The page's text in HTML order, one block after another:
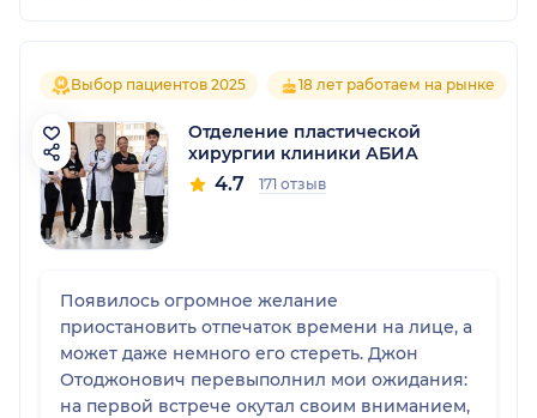
Выбор пациентов 2025 18 лет работаем на рынке
Отделение пластической
хирургии клиники АБИА
4.7 171 отзыв
Появилось огромное желание
приостановить отпечаток времени на лице, а
может даже немного его стереть. Джон
Отоджонович перевыполнил мои ожидания:
на первой встрече окутал своим вниманием,